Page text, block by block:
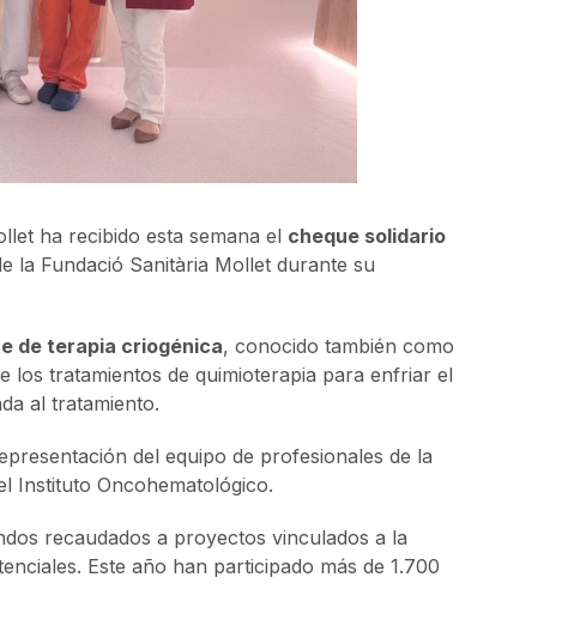
ha recibido esta semana el cheque solidario
la Fundació Sanitària Mollet durante su
de terapia criogénica, conocido también como
tratamientos de quimioterapia para enfriar el
al tratamiento.
del equipo de profesionales de la
Instituto Oncohematológico.
recaudados a proyectos vinculados a la
Este año han participado más de 1.700